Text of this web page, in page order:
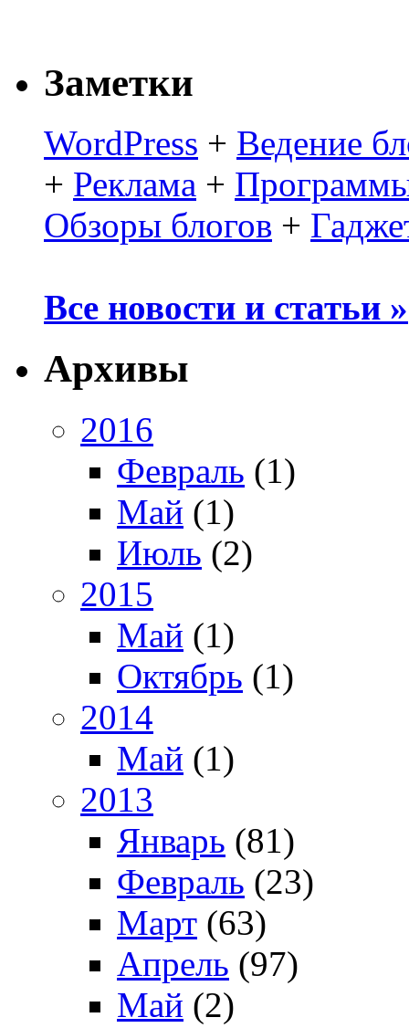
Заметки
WordPress + Ведение
+ Реклама +
Обзоры блогов +
Все новости и статьи »
Архивы
2016
Февраль (1)
Май (1)
Июль (2)
2015
Май (1)
Октябрь (1)
2014
Май (1)
2013
Январь (81)
Февраль (23)
Март (63)
Апрель (97)
Май (2)